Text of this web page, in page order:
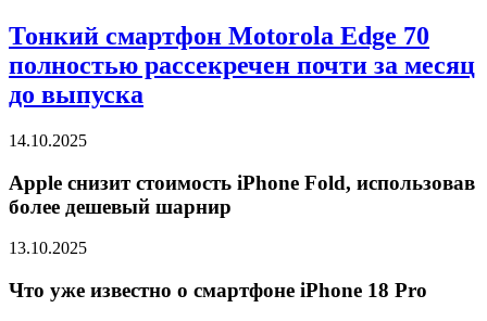
Тонкий смартфон Motorola Edge 70
полностью рассекречен почти за месяц
до выпуска
14.10.2025
Apple снизит стоимость iPhone Fold, использовав
более дешевый шарнир
13.10.2025
Что уже известно о смартфоне iPhone 18 Pro